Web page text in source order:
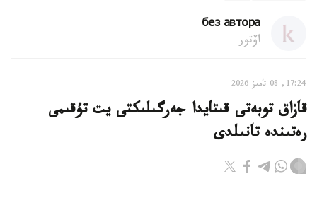
без автора
اۆتور
17:24, 08 تامىز 2026
قازاق توبەتى قىتايدا جەرگىلىكتى يت تۇقىمى
رەتىندە تانىلدى